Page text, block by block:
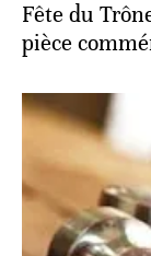
Fête du
pièce